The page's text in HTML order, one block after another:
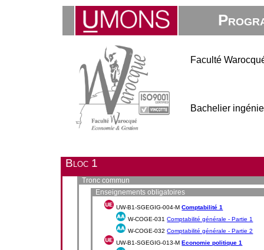
Faculté
Bachelier
Bloc 1
Tronc commun
Enseignements obligatoires
UW-B1-SGEGIG-004-MComptabilité 1
W-COGE-031Comptabilité générale - Partie 1
W-COGE-032Comptabilité générale - Partie 2
UW-B1-SGEGIG-013-MEconomie politique 1